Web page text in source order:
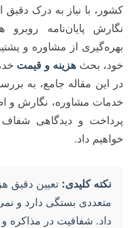
کشور، با نیاز به درک دقیق
نگارش پایان‌نامه روبرو
بهره‌گیری از مشاوره و
خود، بحث هزینه و قیمت
در این مقاله جامع، به
خدمات مشاوره، نگارش و
پرداخت و دیدگاهی شفاف
خواهیم داد.
نکته کلیدی: تعیین دقیق
متعددی بستگی دارد و
داد. شفافیت در مذاکره